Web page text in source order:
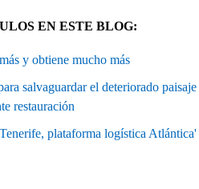
EN ESTE BLOG:
y obtiene mucho más
salvaguardar el deteriorado
restauración
plataforma logística Atlántica'